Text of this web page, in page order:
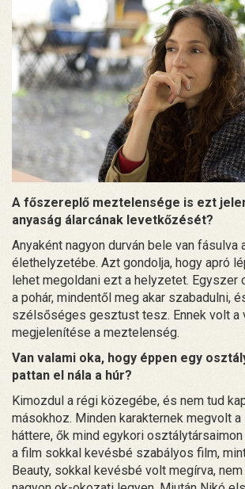
A főszereplő meztelensége is ezt
anyaság álarcának levetkőzését?
Anyaként nagyon durván bele van fásulva
élethelyzetébe. Azt gondolja, hogy apró
lehet megoldani ezt a helyzetet. Egyszer
a pohár, mindentől meg akar szabadulni,
szélsőséges gesztust tesz. Ennek volt a
megjelenítése a meztelenség.
Van valami oka, hogy éppen egy
pattan el nála a húr?
Kimozdul a régi közegébe, és nem tud
másokhoz. Minden karakternek megvolt
háttere, ők mind egykori osztálytársaimon
a film sokkal kevésbé szabályos film,
Beauty, sokkal kevésbé volt megírva,